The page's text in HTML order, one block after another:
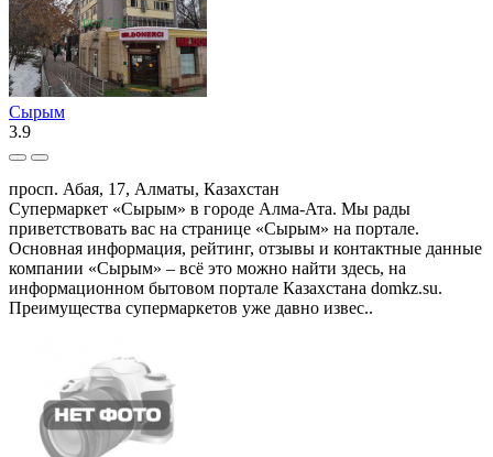
Сырым
3.9
просп. Абая, 17, Алматы, Казахстан
Супермаркет «Сырым» в городе Алма-Ата. Мы рады
приветствовать вас на странице «Сырым» на портале.
Основная информация, рейтинг, отзывы и контактные данные
компании «Сырым» – всё это можно найти здесь, на
информационном бытовом портале Казахстана domkz.su.
Преимущества супермаркетов уже давно извес..